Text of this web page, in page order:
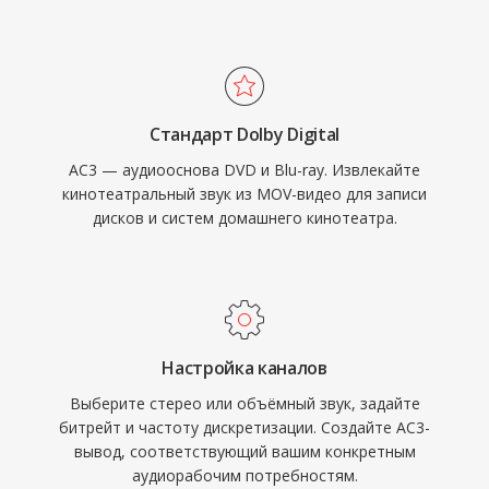
платформах Apple и широко распознаётся
профессиональным программным
обеспечением для монтажа на всех
актуальность на протяжении десятилетий
развития видеотехнологий.
выделенному центральному каналу, что
идеально для кино и телевизионного
контента. Широкая поддержка аппаратных
декодеров в ресиверах, телевизорах и
приставках гарантирует надёжное
воспроизведение AC3 на огромной
Стандарт Dolby Digital
AC3 — аудиооснова DVD и Blu-ray. Извлекайте
кинотеатральный звук из MOV-видео для записи
дисков и систем домашнего кинотеатра.
Настройка каналов
Выберите стерео или объёмный звук, задайте
битрейт и частоту дискретизации. Создайте AC3-
вывод, соответствующий вашим конкретным
аудиорабочим потребностям.